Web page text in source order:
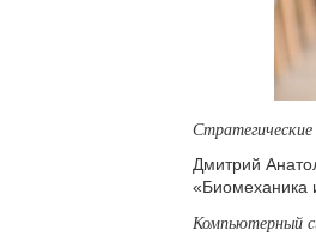
Дмитрий
«Биомеханика
Компьютерный